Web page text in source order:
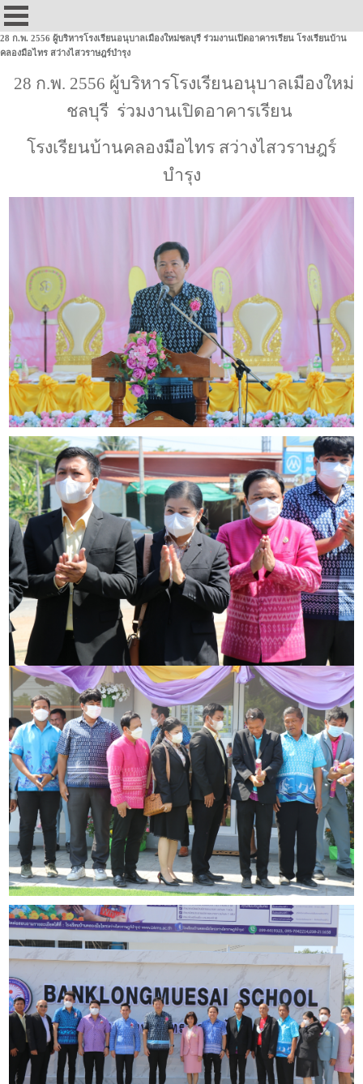
28 ก.พ. 2556 ผู้บริหารโรงเรียนอนุบาลเมืองใหม่ชลบุรี ร่วมงานเปิดอาคารเรียน โรงเรียนบ้าน
คลองมือไทร สว่างไสวราษฎร์บำรุง
28 ก.พ. 2556 ผู้บริหารโรงเรียนอนุบาลเมืองใหม่
ชลบุรี ร่วมงานเปิดอาคารเรียน
โรงเรียนบ้านคลองมือไทร สว่างไสวราษฎร์
บำรุง